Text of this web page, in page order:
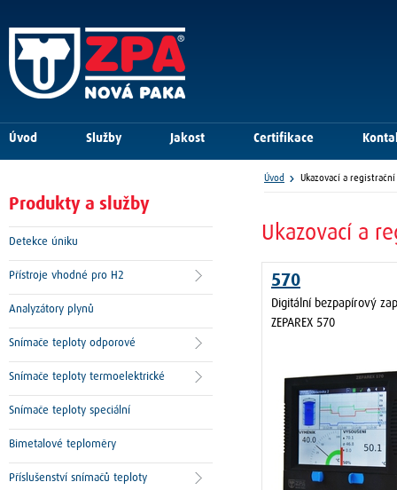
Ukazovací a
570
Digitální bezpapírový
ZEPAREX 570
Produkty a služby
Detekce úniku
Přístroje vhodné pro H2
Analyzátory plynů
Snímače teploty odporové
Snímače teploty termoelektrické
Snímače teploty speciální
Bimetalové teploměry
Příslušenství snímačů teploty
Úvod Služby Jakost Certifikace
Úvod Ukazovací a